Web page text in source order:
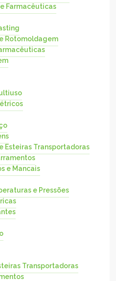
Farmacêuticas
Rotomoldagem
Esteiras Transportadoras
e Mancais
e Pressões
Transportadoras